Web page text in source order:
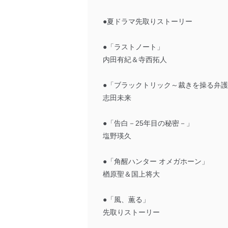
●夏ドラマ先取りストーリー
●「ラストノート」
内田有紀＆寺西拓人
●「ブラックトリック～裁きを操る弁
志田未来
●「告白－25年目の秘密－」
塩野瑛久
●「角醒ハンター オメガホーン」
楢原聖＆国上将大
●「風、薫る」
先取りストーリー